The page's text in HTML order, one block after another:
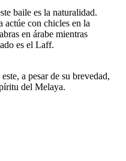
baile es la naturalidad.
actúe con chicles en la
en árabe mientras
es el Laff.
a pesar de su brevedad,
del Melaya.